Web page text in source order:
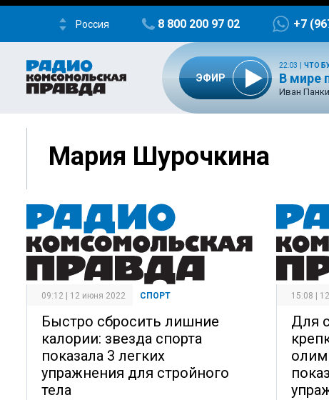
Россия 8 800 200 97 02 +7
ЭФИР
22:03 ЧТО
В мире
Иван
Мария Шурочкина
09:12 | 12 июня 2022 СПОРТ
Быстро сбросить лишние
калории: звезда спорта
показала 3 легких
упражнения для стройного
тела
15:08 |
Для